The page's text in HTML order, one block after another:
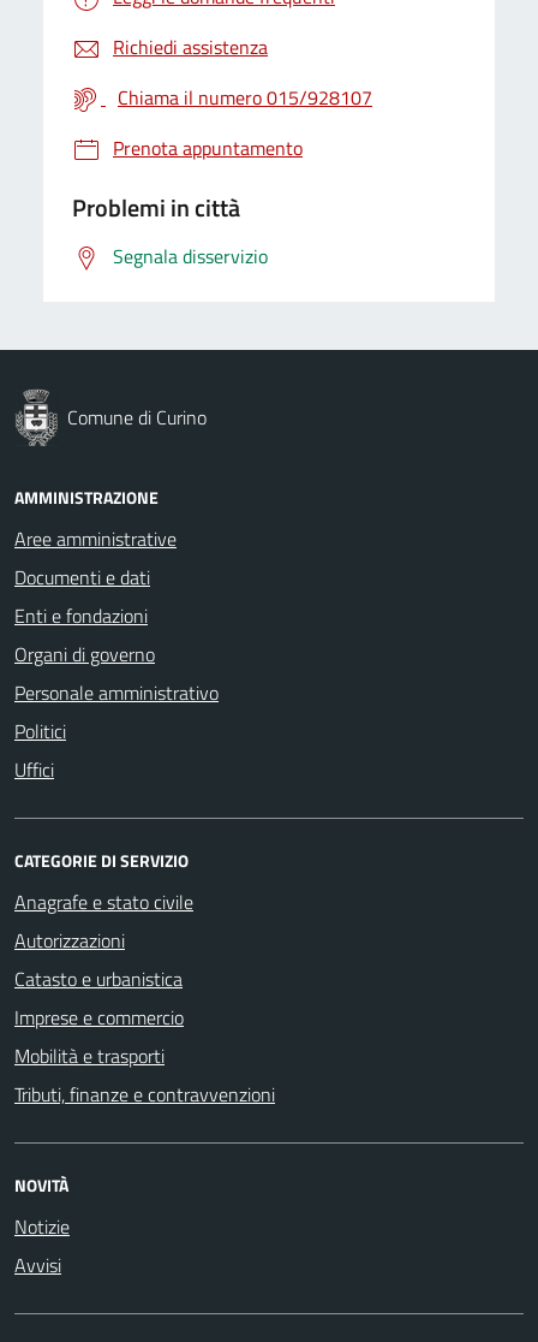
Richiedi assistenza
Chiama il numero 015/928107
Prenota appuntamento
Problemi in città
Segnala disservizio
Comune di Curino
AMMINISTRAZIONE
Aree amministrative
Documenti e dati
Enti e fondazioni
Organi di governo
Personale amministrativo
Politici
Uffici
CATEGORIE DI SERVIZIO
Anagrafe e stato civile
Autorizzazioni
Catasto e urbanistica
Imprese e commercio
Mobilità e trasporti
Tributi, finanze e contravvenzioni
NOVITÀ
Notizie
Avvisi